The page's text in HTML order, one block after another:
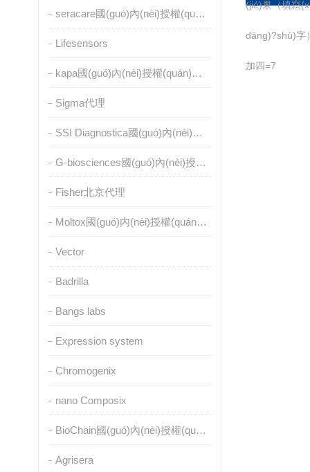
seracare國(guó)內(nèi)授權(quán)代理
Lifesensors
kapa國(guó)內(nèi)授權(quán)代理
Sigma代理
SSI Diagnostica國(guó)內(nèi)授權(quán)代理
G-biosciences國(guó)內(nèi)授權(quán)代理
Fisher北京代理
Moltox國(guó)內(nèi)授權(quán)代理
Vector
Badrilla
Bangs labs
Expression system
Chromogenix
nano Composix
BioChain國(guó)內(nèi)授權(quán)代理
Agrisera
(jié)果（填寫
dāng)?shù)字
加四=7